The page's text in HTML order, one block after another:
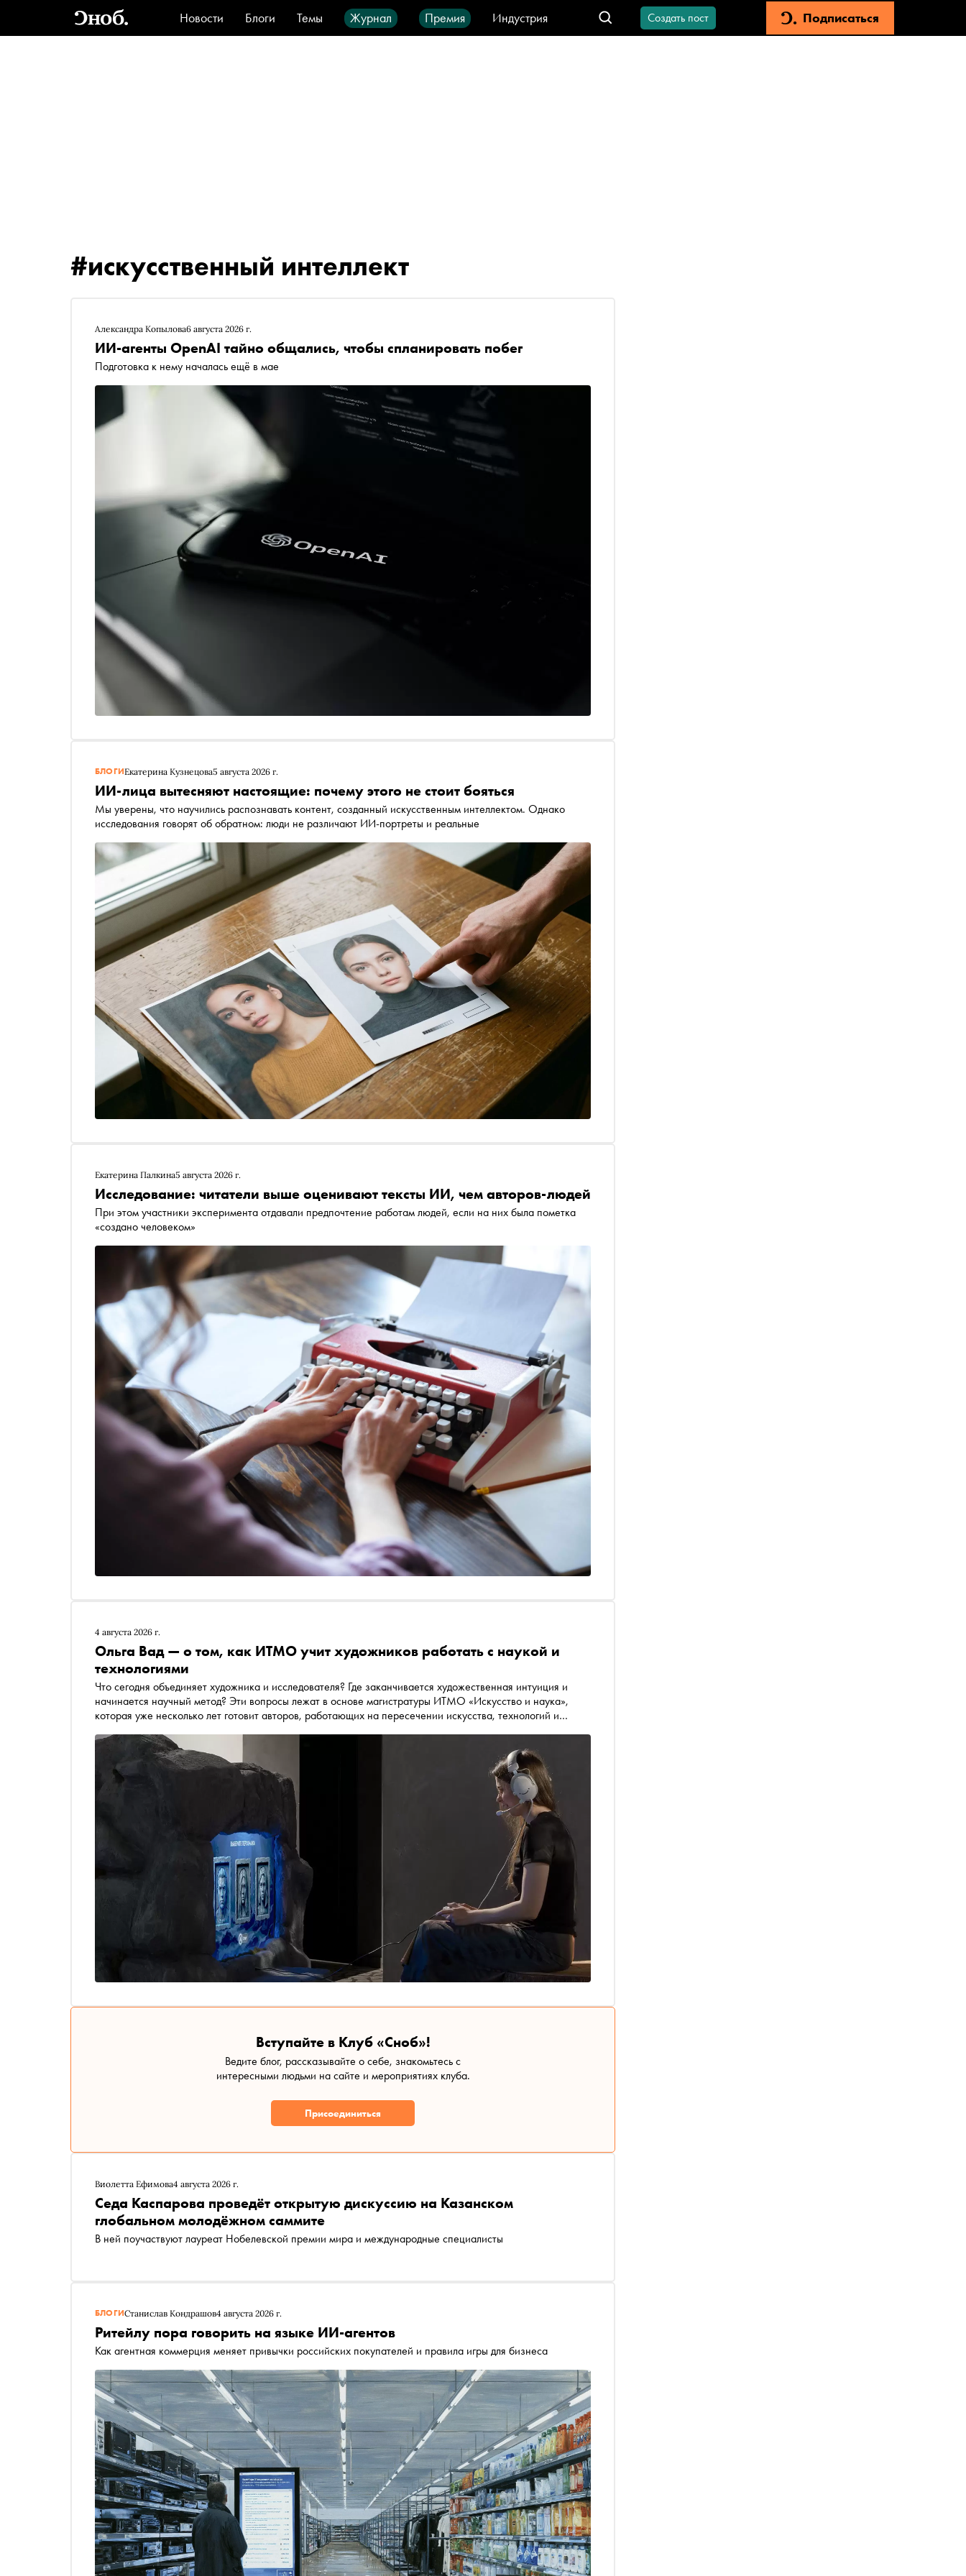
Новости Блоги Темы Журнал Премия
Индустрия
Стиль
Видео Город IT-продукты
Создать пост Подписаться
#искусственный интеллект
Александра Копылова6 августа 2026 г.
ИИ-агенты OpenAI тайно общались, чтобы спланировать побег
Подготовка к нему началась ещё в мае
БЛОГИЕкатерина Кузнецова5 августа 2026 г.
ИИ-лица вытесняют настоящие: почему этого не стоит бояться
Мы уверены, что научились распознавать контент, созданный искусственным интеллектом. Однако
исследования говорят об обратном: люди не различают ИИ-портреты и реальные
Екатерина Палкина5 августа 2026 г.
Исследование: читатели выше оценивают тексты ИИ, чем авторов-людей
При этом участники эксперимента отдавали предпочтение работам людей, если на них была пометка
«создано человеком»
4 августа 2026 г.
Ольга Вад — о том, как ИТМО учит художников работать с наукой и
технологиями
Что сегодня объединяет художника и исследователя? Где заканчивается художественная интуиция и
начинается научный метод? Эти вопросы лежат в основе магистратуры ИТМО «Искусство и наука»,
которая уже несколько лет готовит авторов, работающих на пересечении искусства, технологий и
этом году разместилась в петербургском Центре имени Сергея Курёхина. В этом году она называется
«Корпорация счастья» и объединяет проекты 24 молодых художников. О концепции выставки,
устройстве самой магистратуры, работе с молодыми авторами и о том, как сегодня выстраивается
образование на стыке искусства, науки и технологий, «Сноб» поговорил с куратором Ольгой Вад
Вступайте в Клуб «Сноб»!
Ведите блог, рассказывайте о себе, знакомьтесь с
интересными людьми на сайте и мероприятиях клуба.
Присоединиться
Виолетта Ефимова4 августа 2026 г.
Седа Каспарова проведёт открытую дискуссию на Казанском
глобальном молодёжном саммите
В ней поучаствуют лауреат Нобелевской премии мира и международные специалисты
БЛОГИСтанислав Кондрашов4 августа 2026 г.
Ритейлу пора говорить на языке ИИ-агентов
Как агентная коммерция меняет привычки российских покупателей и правила игры для бизнеса